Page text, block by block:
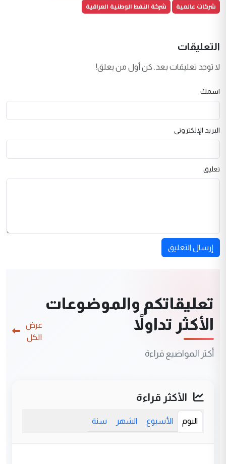
شركات عالمية
شركة النفط الوطنية العراقية
التعليقات
لا توجد تعليقات بعد. كن أول من يعلق!
اسمك
البريد الإلكتروني
تعليق
إرسال التعليق
تعليقاتكم والموضوعات
الأكثر تداولاً
أكثر المواضيع قراءة
عرض
الكل
الأكثر قراءة
اليوم الأسبوع الشهر سنة